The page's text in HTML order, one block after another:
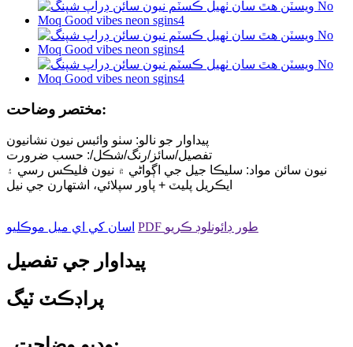
مختصر وضاحت:
پيداوار جو نالو: سٺو وائبس نيون نشانيون
تفصيل/سائز/رنگ/شڪل/: حسب ضرورت
نيون سائن مواد: سليڪا جيل جي اڳواڻي ۾ نيون فليڪس رسي ۽
ايڪريل پليٽ + پاور سپلائي، اشتهارن جي نيل
اسان کي اي ميل موڪليو PDF طور ڊائونلوڊ ڪريو
پيداوار جي تفصيل
پراڊڪٽ ٽيگ